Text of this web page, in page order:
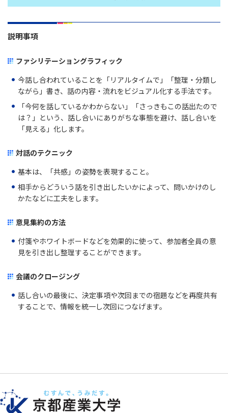
説明事項
ファシリテーショングラフィック
今話し合われていることを「リアルタイムで」「整理・分類し
ながら」書き、話の内容・流れをビジュアル化する手法です。
「今何を話しているかわからない」「さっきもこの話出たので
は？」という、話し合いにありがちな事態を避け、話し合いを
「見える」化します。
対話のテクニック
基本は、「共感」の姿勢を表現すること。
相手からどういう話を引き出したいかによって、問いかけのし
かたなどに工夫をします。
意見集約の方法
付箋やホワイトボードなどを効果的に使って、参加者全員の意
見を引き出し整理することができます。
会議のクロージング
話し合いの最後に、決定事項や次回までの宿題などを再度共有
することで、情報を統一し次回につなげます。